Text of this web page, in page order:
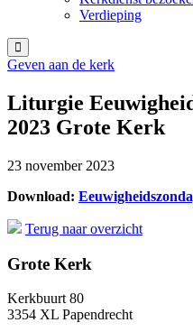
Verdieping
Geven aan de kerk
Liturgie
2023 Grote Kerk
23 november 2023
Download:
Terug naar overzicht
Grote Kerk
Kerkbuurt 80
3354 XL Papendrecht